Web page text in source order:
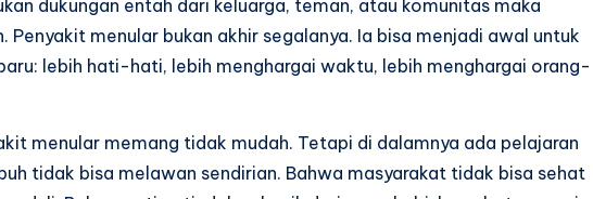
dukungan entah dari keluarga, teman, atau komunitas maka
Penyakit menular bukan akhir segalanya. Ia bisa menjadi awal untuk
lebih hati-hati, lebih menghargai waktu, lebih menghargai orang-
menular memang tidak mudah. Tetapi di dalamnya ada pelajaran
tidak bisa melawan sendirian. Bahwa masyarakat tidak bisa sehat